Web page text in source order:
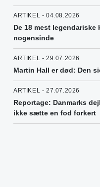
ARTIKEL - 04.08.2026
De 18 mest
nogensinde
ARTIKEL - 29.07.2026
Martin Hall er død: Den
ARTIKEL - 27.07.2026
Reportage: Danmarks
ikke sætte en fod forkert